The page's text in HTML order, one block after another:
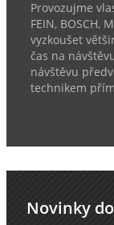
Provozujme
FEIN, BOSCH,
vyzkoušet
čas na
návštěvu
technikem
Novinky